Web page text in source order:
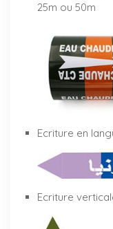
25m ou 50m
Ecriture en
Ecriture